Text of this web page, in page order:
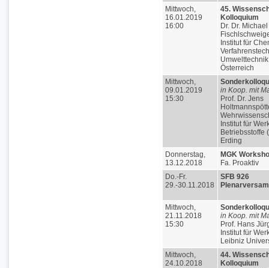
Mittwoch,
16.01.2019
16:00
45.
Kolloquium
Dr. Dr. Michael
Institut für
Österreich
Mittwoch,
09.01.2019
15:30
in Koop. mit
Prof. Dr. Jens
Institut für
Betriebsstoffe
Erding
Donnerstag,
13.12.2018
MGK
Fa. Proaktiv
Do.-Fr.
29.-30.11.2018
SFB 926
Mittwoch,
21.11.2018
15:30
in Koop. mit
Prof. Hans
Institut für
Leibniz
Mittwoch,
24.10.2018
44.
Kolloquium